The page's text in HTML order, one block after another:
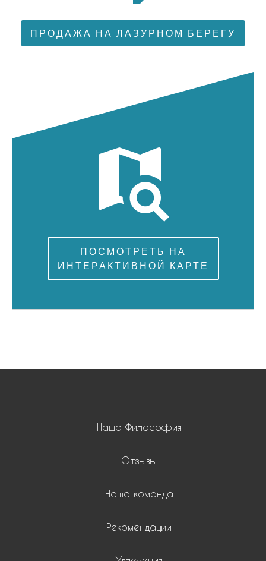
ПРОДАЖА НА ЛАЗУРНОМ БЕРЕГУ
ПОСМОТРЕТЬ НА
ИНТЕРАКТИВНОЙ КАРТЕ
Наша Философия
Отзывы
Наша команда
Рекомендации